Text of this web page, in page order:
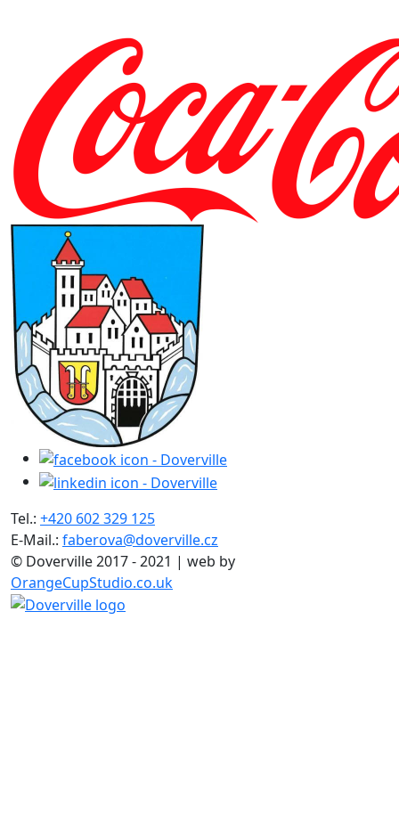
Tel.: +420 602 329 125
E-Mail.: faberova@doverville.cz
© Doverville 2017 - 2021 | web by
OrangeCupStudio.co.uk